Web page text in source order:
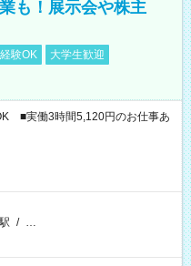
も！展示会や株主
験OK
大学生歓迎
■実働3時間5,120円のお仕事あ
/ …